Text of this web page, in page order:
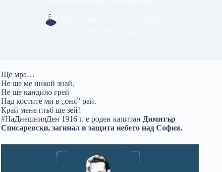
Ще мра…
Не ще ме никой знай.
Не ще кандило грей
Над костите ми в „оня” рай.
Край мене глъб ще зей!
#НаДнешнияДен 1916 г. е роден капитан Димитър
Списаревски, загинал в защита небето над София.